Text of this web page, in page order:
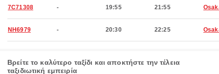
7C71308 - 19:55 21:55
NH6979 - 20:30 22:25
Βρείτε το καλύτερο ταξίδι και αποκτήστε την τέλεια
ταξιδιωτική εμπειρία